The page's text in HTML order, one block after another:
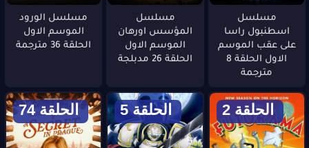
مسلسل
اسطنبول راسا
على عقب الموسم
الاول الحلقة 8
مترجمة
مسلسل
المؤسس اورهان
الموسم الاول
الحلقة 26 مدبلجة
مسلسل الورود
الموسم الاول
الحلقة 36 مترجمة
الحلقة 2 الحلقة 5 الحلقة 74